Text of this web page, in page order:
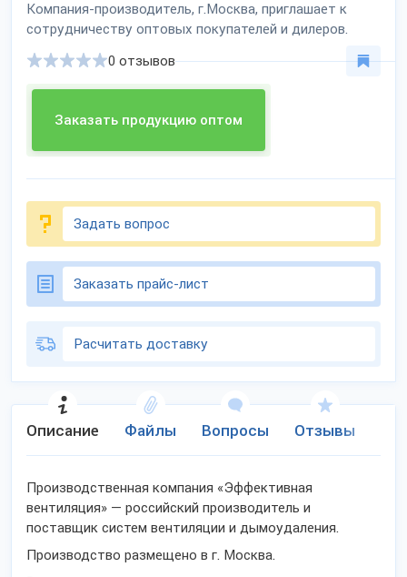
Компания-производитель, г.Москва, приглашает к
сотрудничеству оптовых покупателей и дилеров.
Заказать продукцию оптом
0 отзывов
Задать вопрос
Заказать прайс-лист
Расчитать доставку
Описание Файлы Вопросы Отзывы
Производственная компания «Эффективная
вентиляция» — российский производитель и
поставщик систем вентиляции и дымоудаления.
Производство размещено в г. Москва.